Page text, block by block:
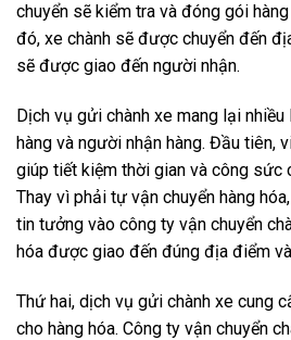
chuyển sẽ kiểm tra và đóng gói
đó, xe chành sẽ được chuyển đến
sẽ được giao đến người nhận.
Dịch vụ gửi chành xe mang lại
hàng và người nhận hàng. Đầu tiên,
giúp tiết kiệm thời gian và công sức
Thay vì phải tự vận chuyển hàng
tin tưởng vào công ty vận chuyển
hóa được giao đến đúng địa điểm
Thứ hai, dịch vụ gửi chành xe cung
cho hàng hóa. Công ty vận chuyển